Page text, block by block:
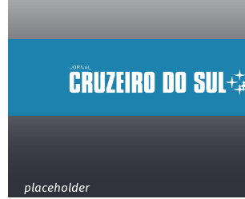
placeholder